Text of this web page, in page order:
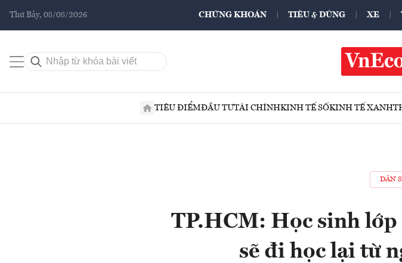
Thứ Bảy, 08/08/2026 CHỨNG KHOÁN TIÊU & DÙNG XE
TIÊU ĐIỂMĐẦU TƯTÀI CHÍNHKINH TẾ SỐKINH TẾ XANH
DÂN
TP.HCM: Học sinh lớp
sẽ đi học lại từ